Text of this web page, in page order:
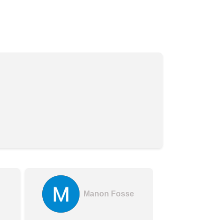
Manon Fosse